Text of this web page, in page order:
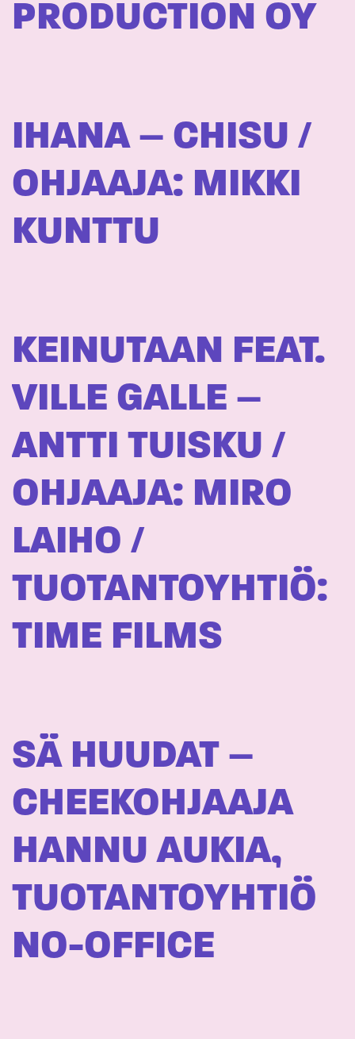
PRODUCTION OY
IHANA – CHISU /
OHJAAJA: MIKKI
KUNTTU
KEINUTAAN FEAT.
VILLE GALLE –
ANTTI TUISKU /
OHJAAJA: MIRO
LAIHO /
TUOTANTOYHTIÖ:
TIME FILMS
SÄ HUUDAT –
CHEEKOHJAAJA
HANNU AUKIA,
TUOTANTOYHTIÖ
NO-OFFICE